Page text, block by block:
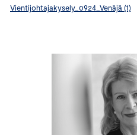
Vientijohtajakysely_0924_Venäjä (1)